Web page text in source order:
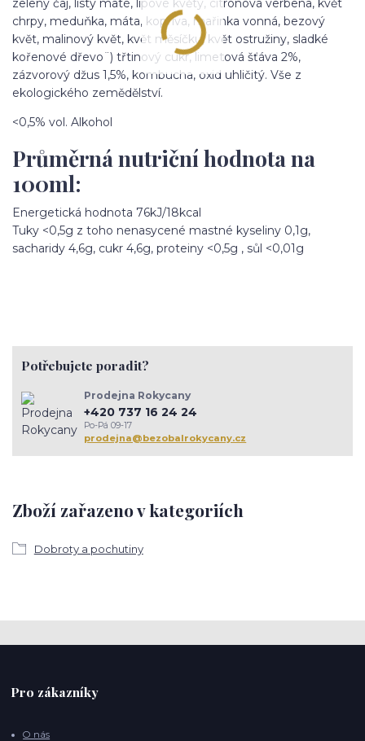
zelený čaj, listy maté, lipové květy, citronová verbena, květ
chrpy, meduňka, máta, kopřiva, mařinka vonná, bezový
květ, malinový květ, květ měsíčku, květ ostružiny, sladké
kořenové dřevo¨) třtinový cukr, limetová šťáva 2%,
zázvorový džus 1,5%, kombucha, oxid uhličitý. Vše z
ekologického zemědělství.
<0,5% vol. Alkohol
Průměrná nutriční hodnota na
100ml:
Energetická hodnota 76kJ/18kcal
Tuky <0,5g z toho nenasycené mastné kyseliny 0,1g,
sacharidy 4,6g, cukr 4,6g, proteiny <0,5g , sůl <0,01g
Zboží zařazeno v kategoriích
Dobroty a pochutiny
Potřebujete poradit?
Prodejna Rokycany
+420 737 16 24 24
Po-Pá 09-17
prodejna@bezobalrokycany.cz
Pro zákazníky
O nás